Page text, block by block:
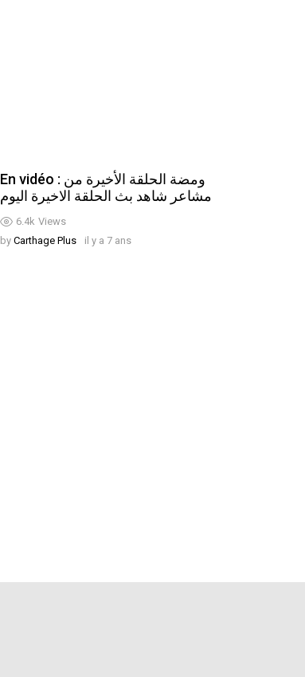
6.4k Views
En vidéo : ومضة الحلقة الأخيرة من
مشاعر شاهد بث الحلقة الاخيرة اليوم
by Carthage Plus il y a 7 ans